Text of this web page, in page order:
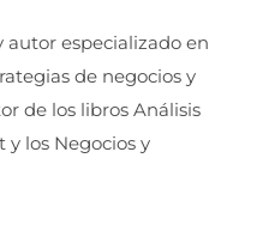
autor especializado en
de negocios y
de los libros Análisis
los Negocios y